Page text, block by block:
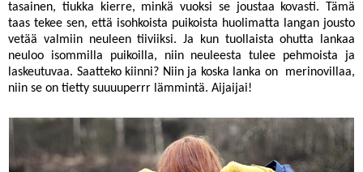
tasainen, tiukka kierre, minkä vuoksi se joustaa kovasti. Tämä
taas tekee sen, että isohkoista puikoista huolimatta langan jousto
vetää valmiin neuleen tiiviiksi. Ja kun tuollaista ohutta lankaa
neuloo isommilla puikoilla, niin neuleesta tulee pehmoista ja
laskeutuvaa. Saatteko kiinni? Niin ja koska lanka on merinovillaa,
niin se on tietty suuuuperrr lämmintä. Aijaijai!